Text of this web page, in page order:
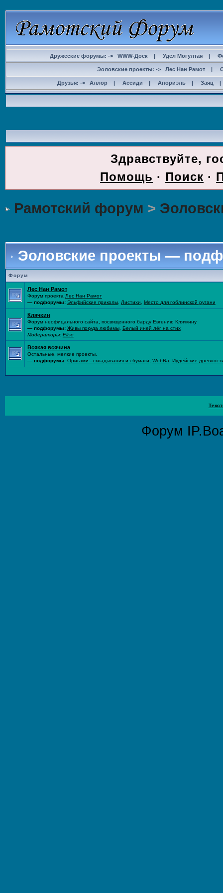
Дружеские форумы: -> WWW-Доск | Удел Могултая |
Эоловские проекты: -> Лес Нан Рамот |
Друзья: -> Аллор | Ассиди | Анориэль | Заяц
Здравствуйте,
Помощь · Поиск ·
Рамотский форум >
Эоловские проекты —
Форум
Лес Нан Рамот
Форум проекта Лес Нан Рамот
— подфорумы: Эльфийские приколы, Листихи Место для гоблинской ругани
Клячкин
Форум неофицального сайта, посвященного барду Евгению Клячкину
— подфорумы: Живы покуда любимы, Белый иней лёг на стих
Модераторы: Elise
Всякая всячина
Остальные, мелкие проекты.
— подфорумы: Оригами - складывания из бумаги WebRa Иудейские
Форум